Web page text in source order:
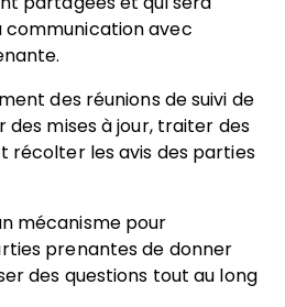
communication avec
des réunions de suivi de
des mises à jour, traiter des
récolter les avis des parties
mécanisme pour
prenantes de donner
des questions tout au long